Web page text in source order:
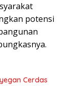
potensi
Cerdas